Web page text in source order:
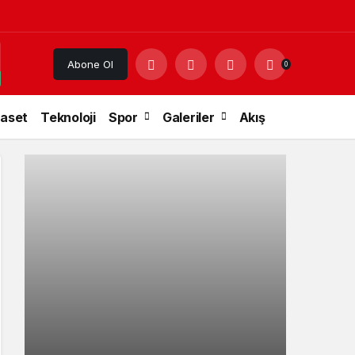
Abone Ol 0
Teknoloji Spor Galeriler Akış